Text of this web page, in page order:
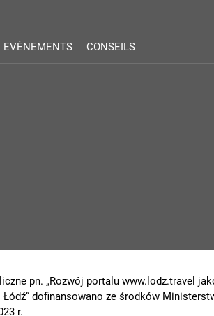
EVÈNEMENTS CONSEILS
pn. „Rozwój portalu www.lodz.travel
Łódź” dofinansowano ze środków
r.